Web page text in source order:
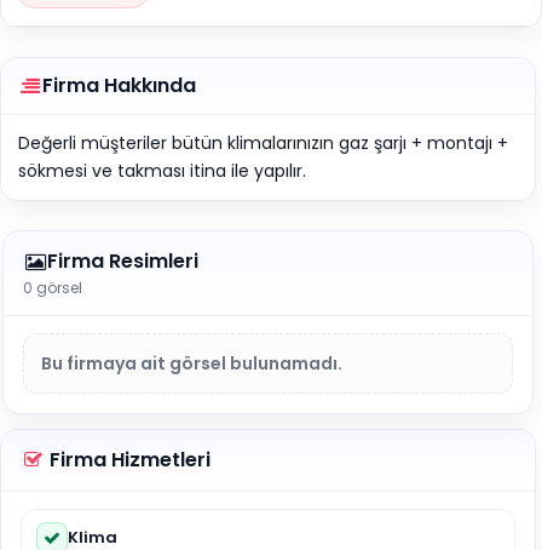
Firma Hakkında
Değerli müşteriler bütün klimalarınızın gaz şarjı + montajı +
sökmesi ve takması itina ile yapılır.
Firma Resimleri
0 görsel
Bu firmaya ait görsel bulunamadı.
Firma Hizmetleri
Klima